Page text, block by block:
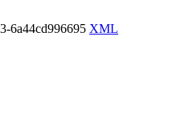
6a44cd996695 XML